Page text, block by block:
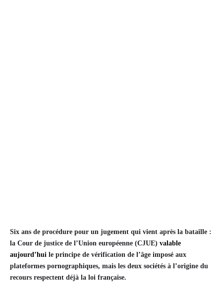
Six ans de procédure pour un jugement qui vient après la bataille :
la Cour de justice de l’Union européenne (CJUE) valable
aujourd’hui le principe de vérification de l’âge imposé aux
plateformes pornographiques, mais les deux sociétés à l’origine du
recours respectent déjà la loi française.